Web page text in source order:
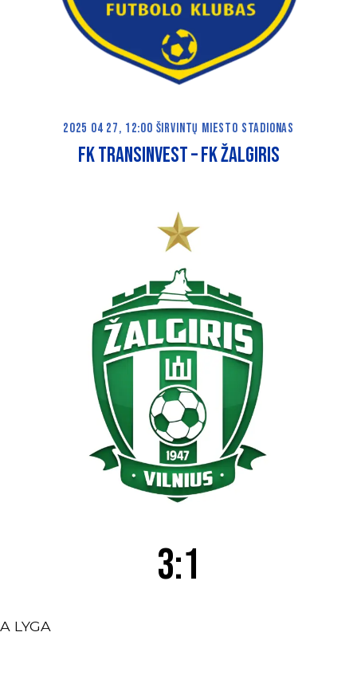
2025 04 27, 12:00 ŠIRVINTŲ MIESTO STADIONAS
FK TRANSINVEST – FK ŽALGIRIS
3:1
A LYGA